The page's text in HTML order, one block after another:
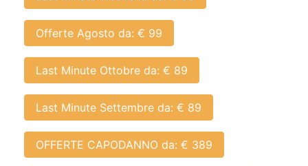
Last Minute Ottobre da: € 89
Last Minute Settembre da: € 89
OFFERTE CAPODANNO da: € 389
Last Minute Centri Benessere da: € 109
Contatto Veloce WhatsApp392 - 6237120